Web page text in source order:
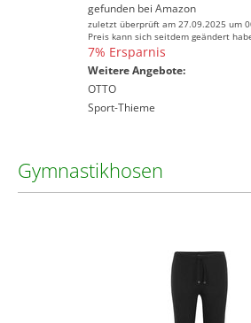
gefunden bei Amazon
zuletzt überprüft am 27.09.2025 um
Preis kann sich seitdem geändert
7% Ersparnis
Weitere Angebote:
OTTO
Sport-Thieme
Gymnastikhosen